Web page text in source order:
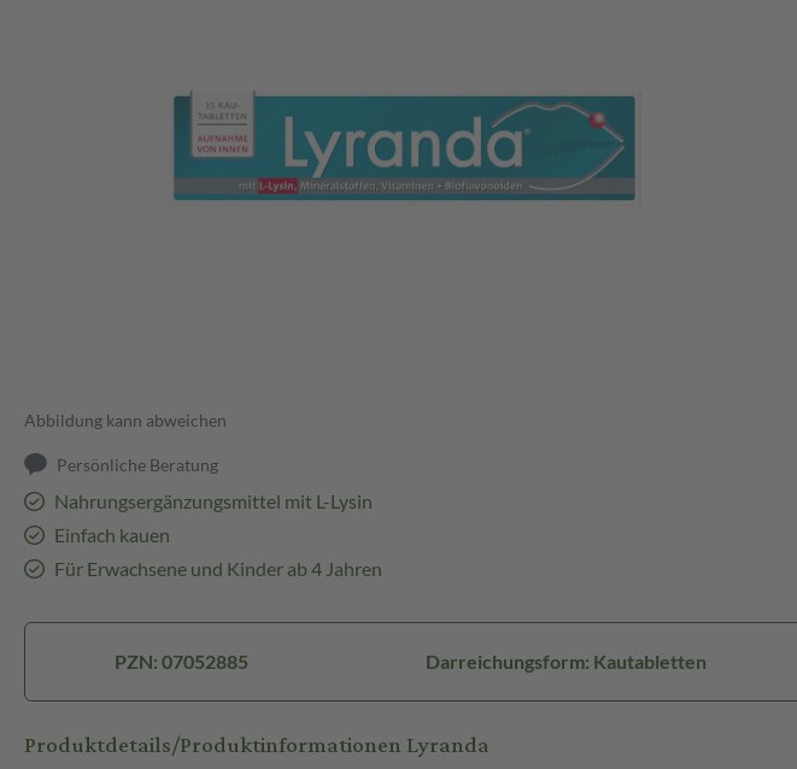
Abbildung kann abweichen
Persönliche Beratung
Nahrungsergänzungsmittel mit L-Lysin
Einfach kauen
Für Erwachsene und Kinder ab 4 Jahren
PZN: 07052885 Darreichungsform: Kautabletten
Produktdetails/Produktinformationen Lyranda